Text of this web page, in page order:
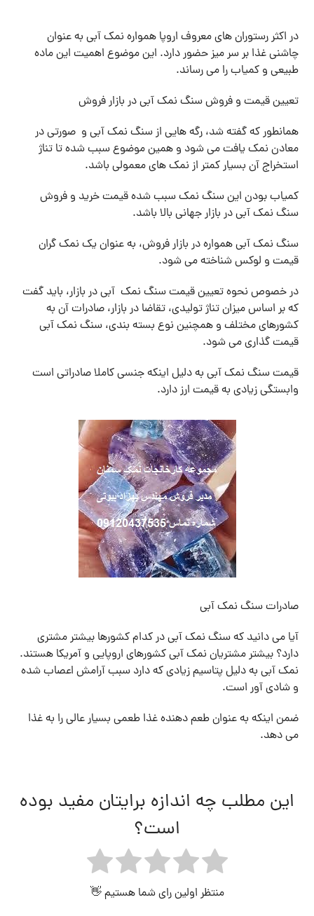
در اکثر رستوران های معروف اروپا همواره نمک آبی به عنوان
چاشنی غذا بر سر میز حضور دارد. این موضوع اهمیت این ماده
طبیعی و کمیاب را می رساند.
تعیین قیمت و فروش سنگ نمک آبی در بازار فروش
همانطور که گفته شد، رگه هایی از سنگ نمک آبی و صورتی در
معادن نمک یافت می شود و همین موضوع سبب شده تا تناژ
استخراج آن بسیار کمتر از نمک های معمولی باشد.
کمیاب بودن این سنگ نمک سبب شده قیمت خرید و فروش
سنگ نمک آبی در بازار جهانی بالا باشد.
سنگ نمک آبی همواره در بازار فروش، به عنوان یک نمک گران
قیمت و لوکس شناخته می شود.
در خصوص نحوه تعیین قیمت سنگ نمک آبی در بازار، باید گفت
که بر اساس میزان تناژ تولیدی، تقاضا در بازار، صادرات آن به
کشورهای مختلف و همچنین نوع بسته بندی، سنگ نمک آبی
قیمت گذاری می شود.
قیمت سنگ نمک آبی به دلیل اینکه جنسی کاملا صادراتی است
وابستگی زیادی به قیمت ارز دارد.
صادرات سنگ نمک آبی
آیا می دانید که سنگ نمک آبی در کدام کشورها بیشتر مشتری
دارد؟ بیشتر مشتریان نمک آبی کشورهای اروپایی و آمریکا هستند.
نمک آبی به دلیل پتاسیم زیادی که دارد سبب آرامش اعصاب شده
و شادی آور است.
ضمن اینکه به عنوان طعم دهنده غذا طعمی بسیار عالی را به غذا
می دهد.
این مطلب چه اندازه برایتان مفید بوده
است؟
منتظر اولین رای شما هستیم 👋